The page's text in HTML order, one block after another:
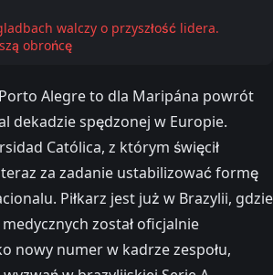
walczy o przyszłość lidera.
obrońcę
Alegre to dla Maripána powrót
dekadzie spędzonej w Europie.
Católica, z którym święcił
za zadanie ustabilizować formę
Piłkarz jest już w Brazylii, gdzie
został oficjalnie
nowy numer w kadrze zespołu,